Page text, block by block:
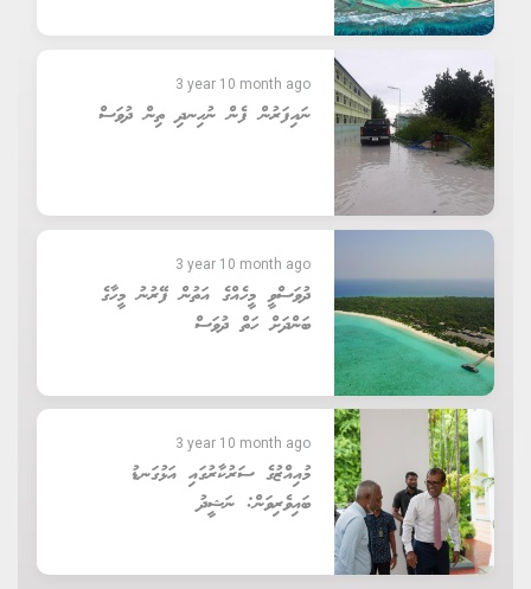
3 year 10 month ago
ނައިފަރުން ފެން ނުހިނދި ތިން ދުވަސް
3 year 10 month ago
ދުވަސްވީ މީހެއްގެ އަތުން ފޭރުނު މީހާގެ
ބަންދަށް ހަތް ދުވަސް
3 year 10 month ago
މުއިއްޒުގެ ސަރުކާރުގައި އަޅުގަނޑު
ބައިވެރިވަން: ނަޝީދު